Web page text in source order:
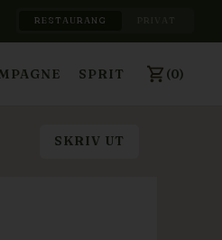
RESTAURANG
SPRIT (0)
SKRIV UT